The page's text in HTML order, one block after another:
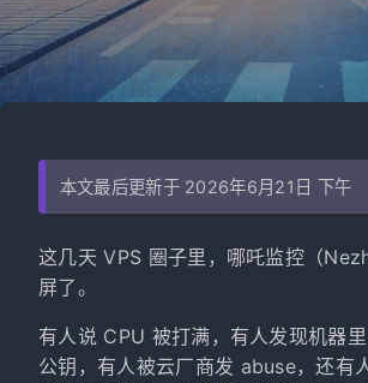
本文最后更新于 2026年6月21日 下午
这几天 VPS 圈子里，哪吒监控（
屏了。
有人说 CPU 被打满，有人发现机器
公钥，有人被云厂商发 abuse，还有